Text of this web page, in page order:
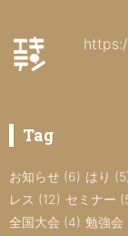
Tag
お知らせ (6) はり
レス (12) セミナー
全国大会 (4) 勉強会